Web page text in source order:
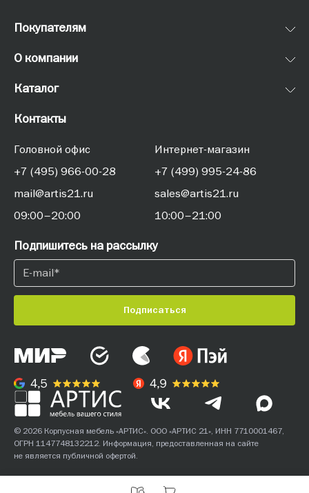
Покупателям
О компании
Каталог
Контакты
Головной офис
+7 (495) 966-00-28
mail@artis21.ru
09:00–20:00
Интернет-магазин
+7 (499) 995-24-86
sales@artis21.ru
10:00–21:00
Подпишитесь на рассылку
Подписаться
© 2026 Корпусная мебель «АРТИС». ООО «АРТИС 21», ИНН 7710001467,
ОГРН 1147748132212. Информация, предоставленная на сайте
не является публичной офертой.